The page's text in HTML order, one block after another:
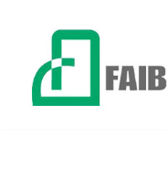
contenuto